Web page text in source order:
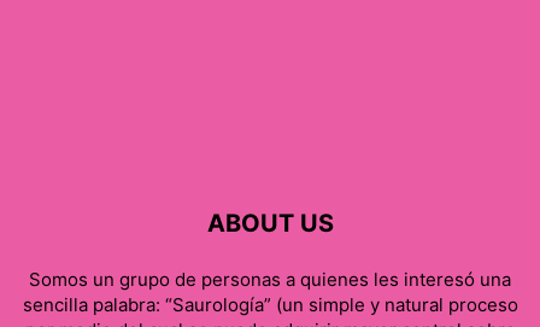
ABOUT US
Somos un grupo de personas a quienes les interesó una
sencilla palabra: “Saurología” (un simple y natural proceso